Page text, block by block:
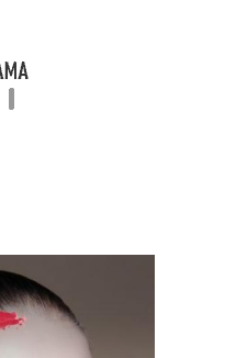
Макияж для голубых